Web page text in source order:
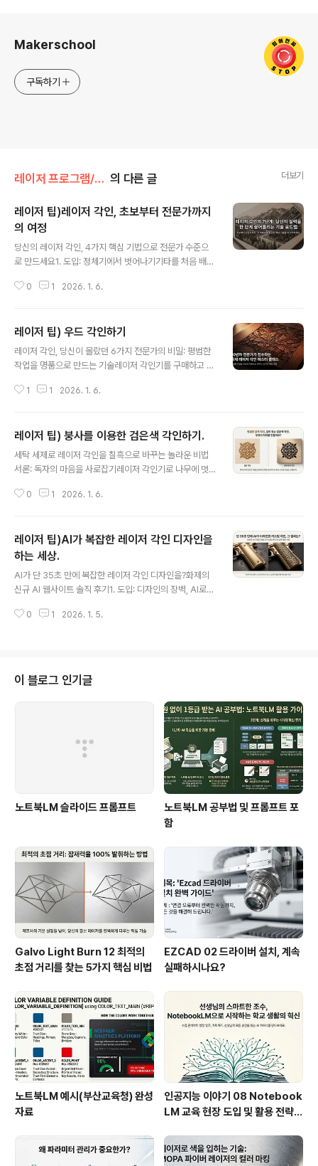
Makerschool
구독하기
레이저 프로그램/기타 레이저 팁 의 다른 글 더보기
레이저 팁)레이저 각인, 초보부터 전문가까지
의 여정
당신의 레이저 각인, 4가지 핵심 기법으로 전문가 수준으
로 만드세요1. 도입: 정체기에서 벗어나기기타를 처음 배울
이 있나요? 레이저 각인도 마찬가지입니다. 무한한 가능성
용자는 텍스트(Level 1)나 간단한 벡터 그래픽(Level 2)
각인에서 시작합니다. 물론 이것만으로도 훌륭한 작품을
만들 수 있지만, 거기서 멈출 필요는 없습니다. 이 글에서는
가지 핵심적인 '레벨 업' 비법을 소개합니다. 단 하나의 새
0 1 2026. 1. 6.
레이저 팁) 우드 각인하기
레이저 각인, 당신이 몰랐던 6가지 전문가의 비밀: 평범한
작업을 명품으로 만드는 기술레이저 각인기를 구매하고 부
을 해보면 어딘가 모르게 아쉬운 결과물에 실망했던 경험
공예 분야에 몸담아온 전문가로서 말씀드리자면, 그 차이
는 아주 작은 디테일에서 비롯됩니다. 이 글에서는 많은 사
람들이 간과하거나 상식과 반대로 알고 있는 6가지 핵심
젝트에 적용한다면, 평범했던 작업이 명품으로 거듭나는
1 1 2026. 1. 6.
레이저 팁) 붕사를 이용한 검은색 각인하기.
세탁 세제로 레이저 각인을 칠흑으로 바꾸는 놀라운 비법
서론: 독자의 마음을 사로잡기레이저 각인기로 나무에 멋
검은색이 아니라 밍밍한 갈색으로 나와서 아쉬웠던 적 없
죠. 많은 분들이 겪는 이 고민, 놀랍게도 집 세탁실에 있는
아주 흔한 가정용품 하나로 전문가 수준의 깊고 진한 검은
색 각인이 가능하다면 믿으시겠어요?1. 전문가급 검은색
각인의 비밀은 바로 '이것'레이저 각인을 진한 검은색으로
만드는 핵심 재료의 정체는 바로 **'붕사(Borax)'**입니
다. 낯설게 들릴 수 있지만, 사실 붕사는 월마트나 홈디포
0 1 2026. 1. 6.
레이저 팁)AI가 복잡한 레이저 각인 디자인을
하는 세상.
AI가 단 35초 만에 복잡한 레이저 각인 디자인을?화제의
신규 AI 웹사이트 솔직 후기1. 도입: 디자인의 장벽, AI로
구나 한 번쯤 정교하고 복잡한 그래픽 디자인 앞에서 막막
우는 흔한 일이죠. 이런 창작의 장벽은 많은 메이커들에게
큰 아쉬움으로 남았습니다.하지만 이제 그 고민을 덜어줄
혁신적인 해결책이 등장했습니다. 최근 제가 발견한 Engr
aveill Pro와 Outlaw Laser Studio 같은 새로운 AI 웹
사이트들은 간단한 제품의 외곽선 파일만 업로드하면, 단
0 1 2026. 1. 5.
이 블로그 인기글
노트북LM 슬라이드 프롬프트
노트북LM 공부법 및 프롬프트 포
함
Galvo Light Burn 12 최적의
초점 거리를 찾는 5가지 핵심 비법
EZCAD 02 드라이버 설치, 계속
실패하시나요?
노트북LM 예시(부산교육청) 완성
자료
인공지능 이야기 08 Notebook
LM 교육 현장 도입 및 활용 전략